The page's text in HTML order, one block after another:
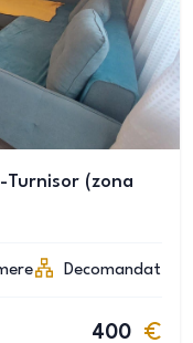
Turnisor (zona
Decomandat
400